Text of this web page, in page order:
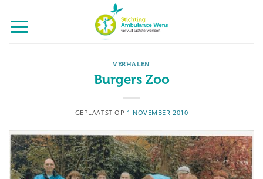
naar
inhoud
VERHALEN
Burgers Zoo
GEPLAATST OP 1 NOVEMBER 2010